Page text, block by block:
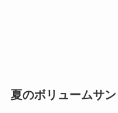
夏のボリュームサ